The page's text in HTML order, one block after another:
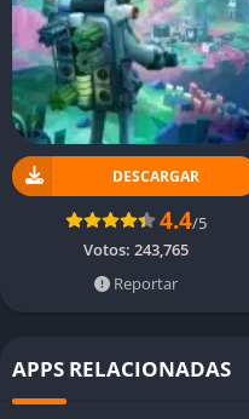
DESCARGAR
4.4/5
Votos: 243,765
Reportar
APPS RELACIONADAS